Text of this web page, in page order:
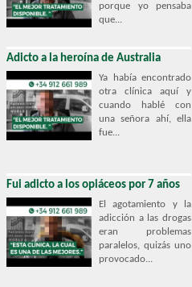
porque yo pensaba
que...
Adicto a la heroína de Australia
Ya había encontrado
otra clínica aquí y
cuando hablé con
una señora ahí, ella
fue...
Fui adicto a los opiáceos por 7 años
El agotamiento y la
adicción a las drogas
eran problemas
paralelos, quizás uno
provocado...